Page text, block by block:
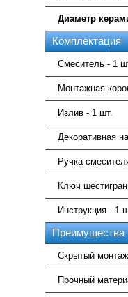
Диаметр
Комплектация
Смеситель - 1
Монтажная
Излив - 1 шт.
Декоративная
Ручка
Ключ
Инструкция - 1
Преимущества
Скрытый
Прочный